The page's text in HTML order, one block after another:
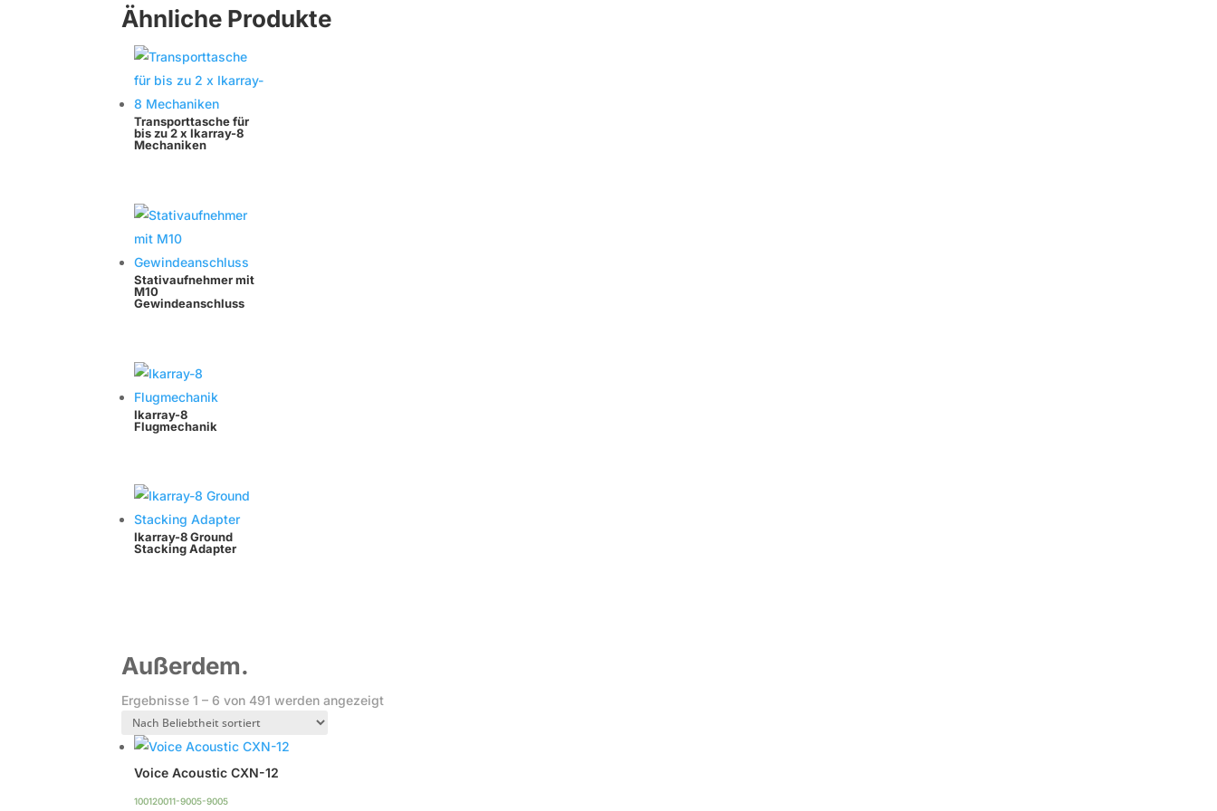
Ähnliche Produkte
Transporttasche für
bis zu 2 x Ikarray-8
Mechaniken
Stativaufnehmer mit
M10
Gewindeanschluss
Ikarray-8
Flugmechanik
Ikarray-8 Ground
Stacking Adapter
Außerdem.
Ergebnisse 1 – 6 von 491 werden angezeigt
Voice Acoustic CXN-12
100120011-9005-9005